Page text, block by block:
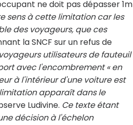
ne doit pas dépasser 1m
sens à cette limitation car les
des voyageurs, que ces
la SNCF sur un refus de
utilisateurs de fauteuil
avec l'encombrement « en
à l'intérieur d'une voiture est
limitation apparaît dans le
Ludivine. Ce texte étant
décision à l'échelon